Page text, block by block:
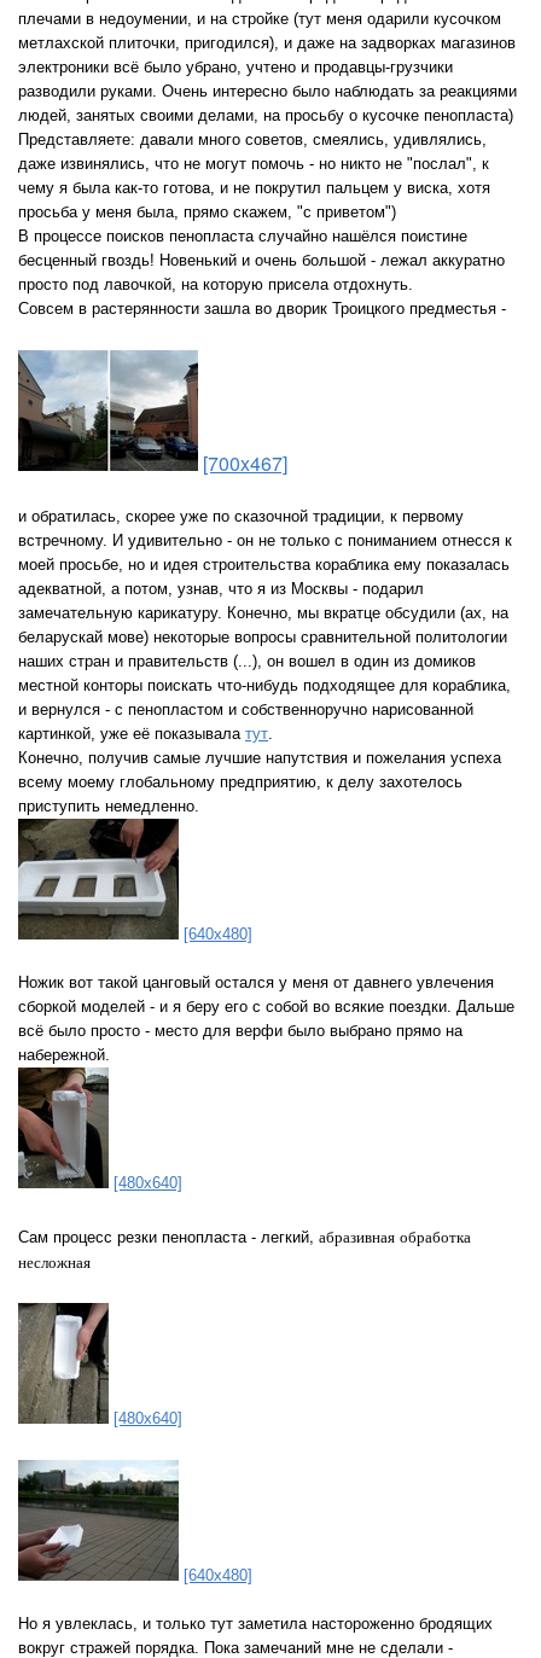
плечами в недоумении, и на стройке (тут меня одарили кусочком
метлахской плиточки, пригодился), и даже на задворках магазинов
электроники всё было убрано, учтено и продавцы-грузчики
разводили руками. Очень интересно было наблюдать за реакциями
людей, занятых своими делами, на просьбу о кусочке пенопласта)
Представляете: давали много советов, смеялись, удивлялись,
даже извинялись, что не могут помочь - но никто не "послал", к
чему я была как-то готова, и не покрутил пальцем у виска, хотя
просьба у меня была, прямо скажем, "с приветом")
В процессе поисков пенопласта случайно нашёлся поистине
бесценный гвоздь! Новенький и очень большой - лежал аккуратно
просто под лавочкой, на которую присела отдохнуть.
Совсем в растерянности зашла во дворик Троицкого предместья -
[700x467]
и обратилась, скорее уже по сказочной традиции, к первому
встречному. И удивительно - он не только с пониманием отнесся к
моей просьбе, но и идея строительства кораблика ему показалась
адекватной, а потом, узнав, что я из Москвы - подарил
замечательную карикатуру. Конечно, мы вкратце обсудили (ах, на
беларускай мове) некоторые вопросы сравнительной политологии
наших стран и правительств (...), он вошел в один из домиков
местной конторы поискать что-нибудь подходящее для кораблика,
и вернулся - с пенопластом и собственноручно нарисованной
картинкой, уже её показывала тут.
Конечно, получив самые лучшие напутствия и пожелания успеха
всему моему глобальному предприятию, к делу захотелось
приступить немедленно.
[640x480]
Ножик вот такой цанговый остался у меня от давнего увлечения
сборкой моделей - и я беру его с собой во всякие поездки. Дальше
всё было просто - место для верфи было выбрано прямо на
набережной.
[480x640]
Сам процесс резки пенопласта - легкий, абразивная обработка
несложная
[480x640]
[640x480]
Но я увлеклась, и только тут заметила настороженно бродящих
вокруг стражей порядка. Пока замечаний мне не сделали -